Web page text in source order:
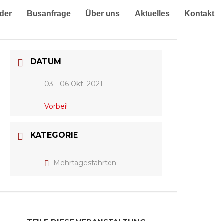
Busanfrage Über uns Aktuelles Kontakt
DATUM
03 - 06 Okt. 2021
Vorbei!
KATEGORIE
Mehrtagesfahrten